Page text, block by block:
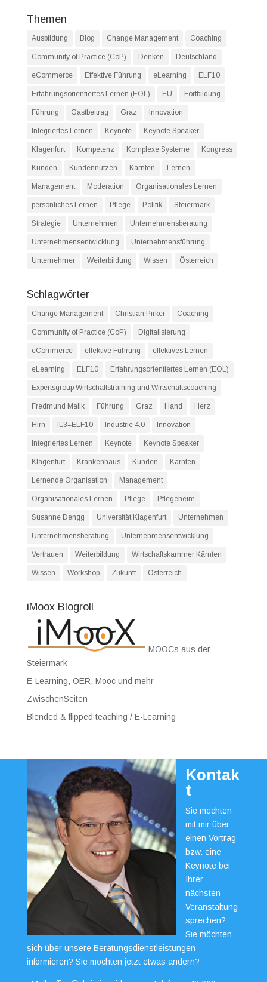
Themen
Ausbildung Blog Change Management Coaching
Community of Practice (CoP) Denken Deutschland
eCommerce Effektive Führung eLearning ELF10
Erfahrungsorientiertes Lernen (EOL) EU Fortbildung
Führung Gastbeitrag Graz Innovation
Integriertes Lernen Keynote Keynote Speaker
Klagenfurt Kompetenz Komplexe Systeme Kongress
Kunden Kundennutzen Kärnten Lernen
Management Moderation Organisationales Lernen
persönliches Lernen Pflege Politik Steiermark
Strategie Unternehmen Unternehmensberatung
Unternehmensentwicklung Unternehmensführung
Unternehmer Weiterbildung Wissen Österreich
Schlagwörter
Change Management Christian Pirker Coaching
Community of Practice (CoP) Digitalisierung
eCommerce effektive Führung effektives Lernen
eLearning ELF10 Erfahrungsorientiertes Lernen (EOL)
Expertsgroup Wirtschaftstraining und Wirtschaftscoaching
Fredmund Malik Führung Graz Hand Herz
Hirn IL3=ELF10 Industrie 4.0 Innovation
Integriertes Lernen Keynote Keynote Speaker
Klagenfurt Krankenhaus Kunden Kärnten
Lernende Organisation Management
Organisationales Lernen Pflege Pflegeheim
Susanne Dengg Universität Klagenfurt Unternehmen
Unternehmensberatung Unternehmensentwicklung
Vertrauen Weiterbildung Wirtschaftskammer Kärnten
Wissen Workshop Zukunft Österreich
iMoox Blogroll
MOOCs aus der
Steiermark
E-Learning, OER, Mooc und mehr
ZwischenSeiten
Blended & flipped teaching / E-Learning
Kontak
t
Sie möchten
mit mir über
einen Vortrag
bzw. eine
Keynote bei
Ihrer
nächsten
Veranstaltung
sprechen?
Sie möchten
sich über unsere Beratungsdienstleistungen
informieren? Sie möchten jetzt etwas ändern?